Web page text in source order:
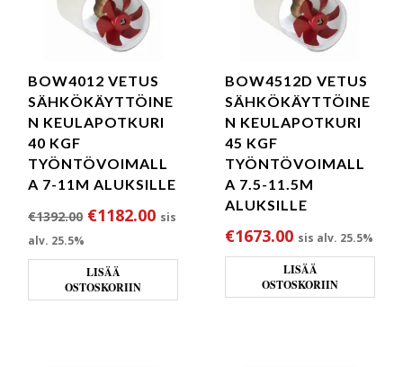
BOW4012 VETUS
SÄHKÖKÄYTTÖINE
N KEULAPOTKURI
40 KGF
TYÖNTÖVOIMALL
A 7-11M ALUKSILLE
€1392.00 Alkuperäinen hinta oli: €1392.00.
€1182.00Nykyinen hinta on: €1182.00.
sis
alv. 25.5%
LISÄÄ
OSTOSKORIIN
BOW4512D VETUS
SÄHKÖKÄYTTÖINE
N KEULAPOTKURI
45 KGF
TYÖNTÖVOIMALL
A 7.5-11.5M
ALUKSILLE
€1673.00 sis alv. 25.5%
LISÄÄ
OSTOSKORIIN